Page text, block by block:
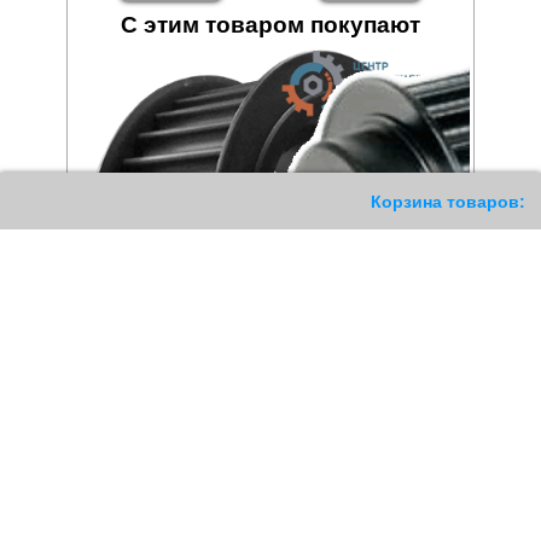
Корзина товаров:
С этим товаром покупают